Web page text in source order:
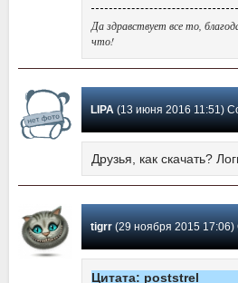
Да здравствует все то,
что!
LIPA(13 июня 2016 11:51)
Друзья, как скачать?
tigrr(29 ноября 2015 17:06)
Цитата: poststrel